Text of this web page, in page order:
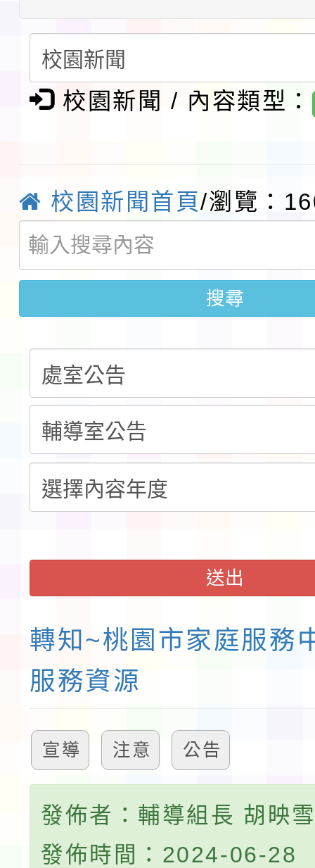
116學年度國民中學各
生入學前鑑定事宜
轉知台灣武術協會檢送
月29日中正盃決賽暨國
「抗生素聰明用，防疫
會
地景藝術節教師研習
115年8月22日(星期六
桃園市孔廟祈福系列
開 智慧啟航」
「2026桃園藝術巡演
轉知國立東華大學辦理
共學行動站」第二階段
習海報及各區簡章
教育部校安中心白海豚
報
淨零綠領人才培育課程
校園新聞 / 內容類型：
校園新聞首頁/瀏覽：
搜尋
送出
轉知~桃園市家庭服務
服務資源
宣導 注意 公告
發佈者：輔導組長 胡映
發佈時間：2024-06-28